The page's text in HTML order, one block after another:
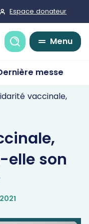
Espace donateur
Recherche
Menu
messe
vaccinale,
elle son